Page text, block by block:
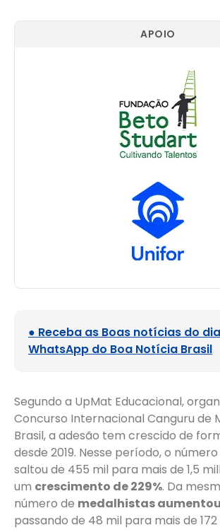
APOIO
● Receba as Boas notícias do
WhatsApp do Boa Notícia Brasil
Segundo a UpMat Educacional,
Concurso Internacional Canguru de
Brasil, a adesão tem crescido de
desde 2019. Nesse período, o
saltou de 455 mil para mais de 1,5
um crescimento de 229%. Da
número de medalhistas aumentou
passando de 48 mil para mais de 172